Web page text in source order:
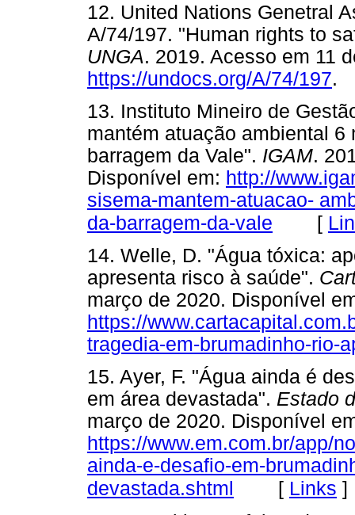
12. United Nations Genetral
A/74/197. "Human rights to
UNGA. 2019. Acesso em 11
https://undocs.org/A/74/197
13. Instituto Mineiro de
mantém atuação ambiental
barragem da Vale". IGAM.
Disponível em: http://
sisema-mantem-atuacao-
da-barragem-da-vale [
14. Welle, D. "Água tóxica:
apresenta risco à saúde".
março de 2020. Disponível
https://
tragedia-em-brumadinho-rio-
15. Ayer, F. "Água ainda é
em área devastada". Estado
março de 2020. Disponível
https://www.em.com.br/app/
ainda-e-desafio-em-
devastada.shtml
[ Links ]